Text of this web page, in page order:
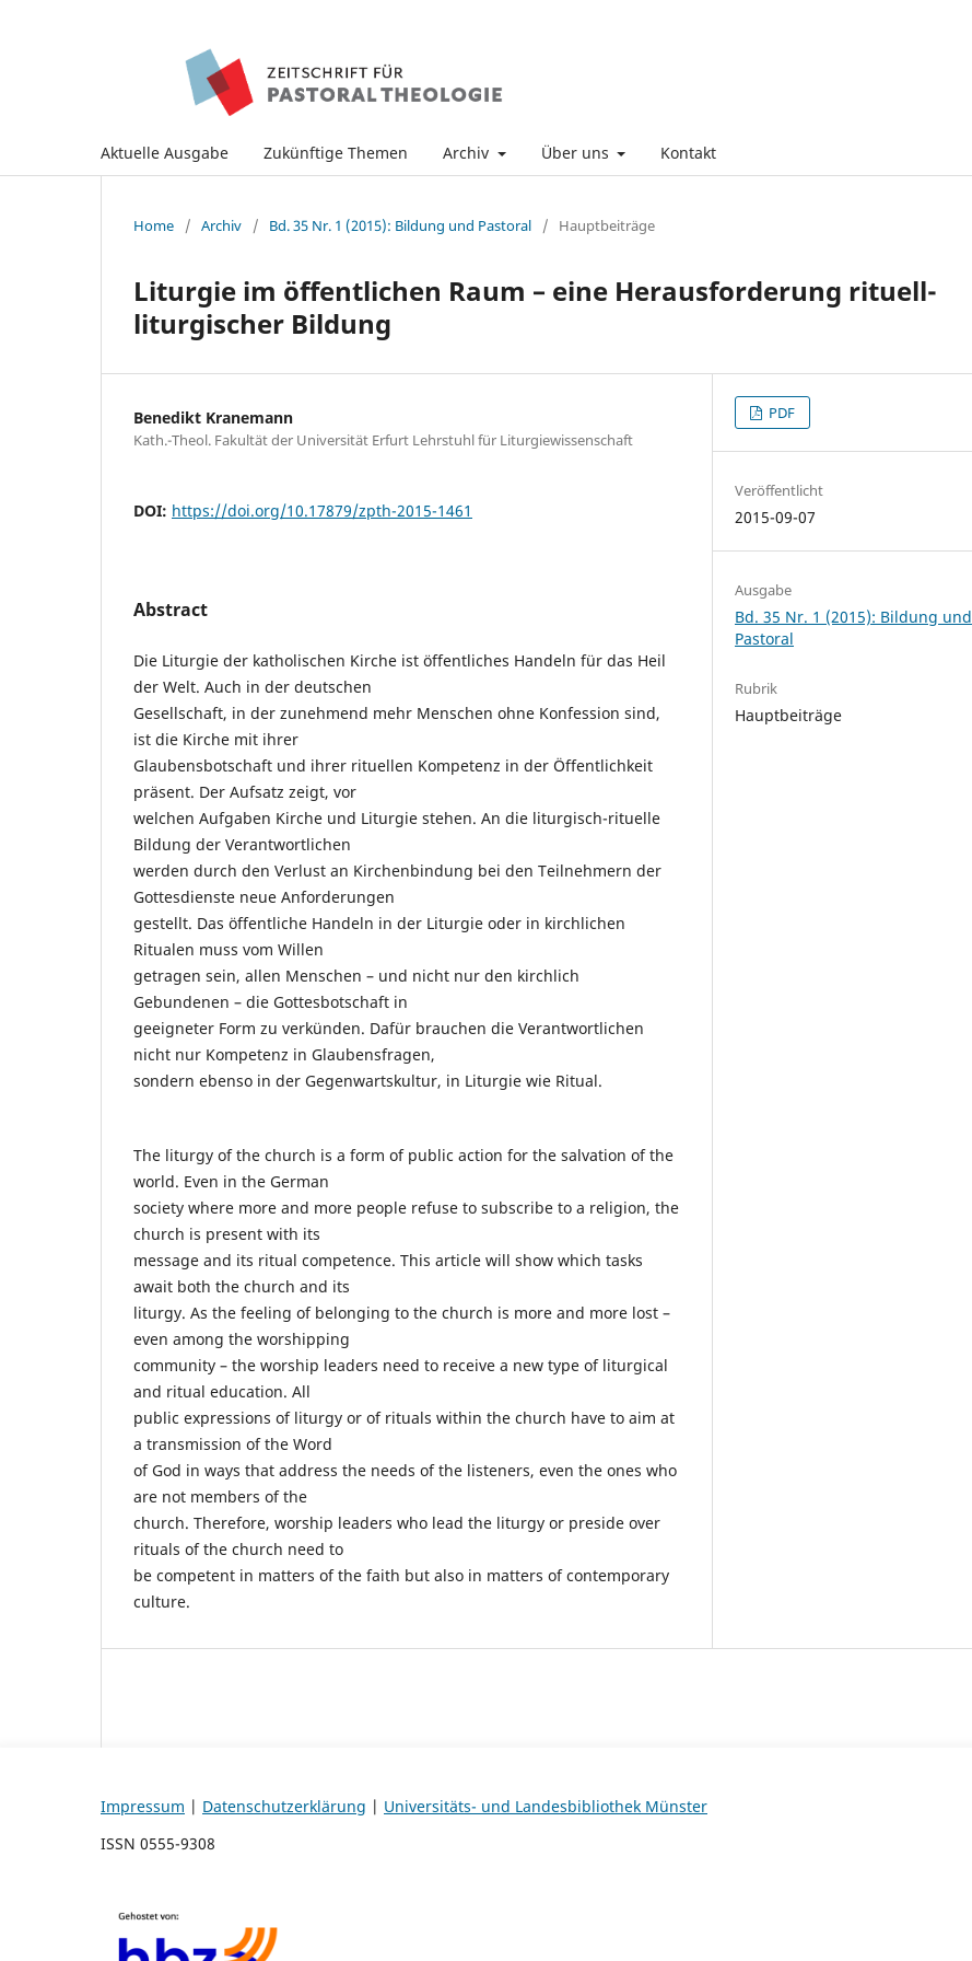
Aktuelle Ausgabe Zukünftige Themen Archiv Über uns Kontakt
Home / Archiv / Bd. 35 Nr. 1 (2015): Bildung und Pastoral / Hauptbeiträge
Liturgie im öffentlichen Raum – eine Herausforderung rituell-
liturgischer Bildung
Benedikt Kranemann
Kath.-Theol. Fakultät der Universität Erfurt Lehrstuhl für Liturgiewissenschaft
DOI: https://doi.org/10.17879/zpth-2015-1461
Abstract
Die Liturgie der katholischen Kirche ist öffentliches Handeln für das Heil
der Welt. Auch in der deutschen
Gesellschaft, in der zunehmend mehr Menschen ohne Konfession sind,
ist die Kirche mit ihrer
Glaubensbotschaft und ihrer rituellen Kompetenz in der Öffentlichkeit
präsent. Der Aufsatz zeigt, vor
welchen Aufgaben Kirche und Liturgie stehen. An die liturgisch-rituelle
Bildung der Verantwortlichen
werden durch den Verlust an Kirchenbindung bei den Teilnehmern der
Gottesdienste neue Anforderungen
gestellt. Das öffentliche Handeln in der Liturgie oder in kirchlichen
Ritualen muss vom Willen
getragen sein, allen Menschen – und nicht nur den kirchlich
Gebundenen – die Gottesbotschaft in
geeigneter Form zu verkünden. Dafür brauchen die Verantwortlichen
nicht nur Kompetenz in Glaubensfragen,
sondern ebenso in der Gegenwartskultur, in Liturgie wie Ritual.
The liturgy of the church is a form of public action for the salvation of the
world. Even in the German
society where more and more people refuse to subscribe to a religion, the
church is present with its
message and its ritual competence. This article will show which tasks
await both the church and its
liturgy. As the feeling of belonging to the church is more and more lost –
even among the worshipping
community – the worship leaders need to receive a new type of liturgical
and ritual education. All
public expressions of liturgy or of rituals within the church have to aim at
a transmission of the Word
of God in ways that address the needs of the listeners, even the ones who
are not members of the
church. Therefore, worship leaders who lead the liturgy or preside over
rituals of the church need to
be competent in matters of the faith but also in matters of contemporary
culture.
PDF
Veröffentlicht
2015-09-07
Ausgabe
Bd. 35 Nr. 1 (2015): Bildung und
Pastoral
Rubrik
Hauptbeiträge
Impressum | Datenschutzerklärung | Universitäts- und Landesbibliothek Münster
ISSN 0555-9308